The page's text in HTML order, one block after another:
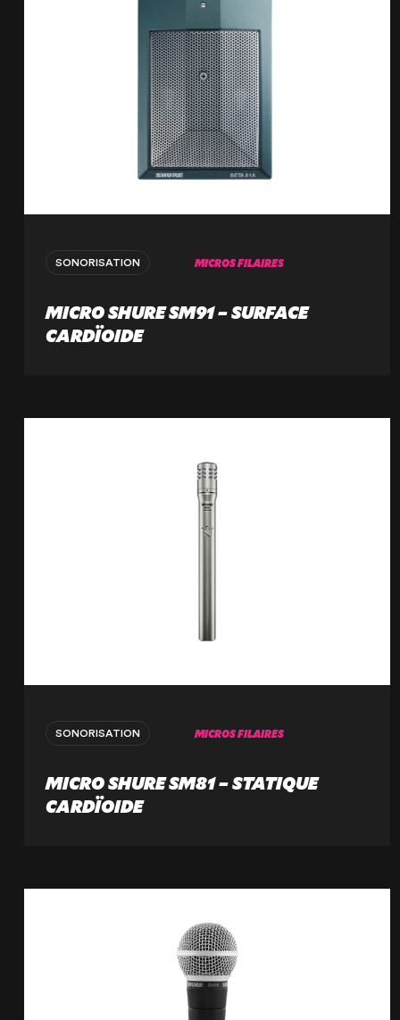
SONORISATION MICROS FILAIRES
MICRO SHURE SM91 – SURFACE
CARDÏOIDE
SONORISATION MICROS FILAIRES
MICRO SHURE SM81 – STATIQUE
CARDÏOIDE